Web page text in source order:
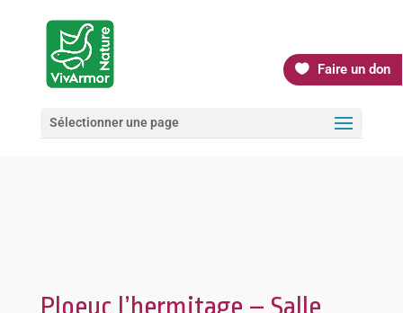
Faire un don
Sélectionner une page
Ploeuc l’hermitage – Salle